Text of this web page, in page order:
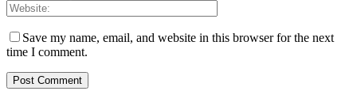
Save my name, email, and website in this browser for the next
time I comment.